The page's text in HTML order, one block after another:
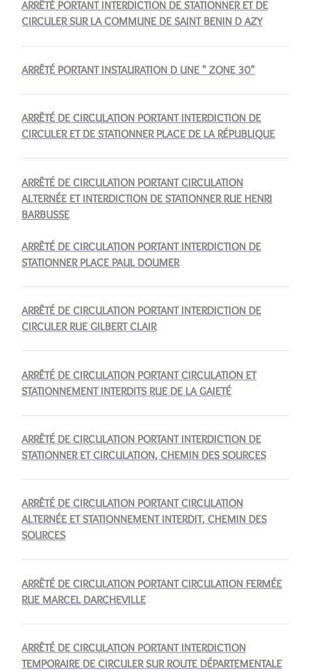
ARRÊTÉ PORTANT INTERDICTION DE STATIONNER ET DE
CIRCULER SUR LA COMMUNE DE SAINT BENIN D AZY
ARRÊTÉ PORTANT INSTAURATION D UNE " ZONE 30"
ARRÊTÉ DE CIRCULATION PORTANT INTERDICTION DE
CIRCULER ET DE STATIONNER PLACE DE LA RÉPUBLIQUE
ARRÊTÉ DE CIRCULATION PORTANT CIRCULATION
ALTERNÉE ET INTERDICTION DE STATIONNER RUE HENRI
BARBUSSE
ARRÊTÉ DE CIRCULATION PORTANT INTERDICTION DE
STATIONNER PLACE PAUL DOUMER
ARRÊTÉ DE CIRCULATION PORTANT INTERDICTION DE
CIRCULER RUE GILBERT CLAIR
ARRÊTÉ DE CIRCULATION PORTANT CIRCULATION ET
STATIONNEMENT INTERDITS RUE DE LA GAIETÉ
ARRÊTÉ DE CIRCULATION PORTANT INTERDICTION DE
STATIONNER ET CIRCULATION, CHEMIN DES SOURCES
ARRÊTÉ DE CIRCULATION PORTANT CIRCULATION
ALTERNÉE ET STATIONNEMENT INTERDIT, CHEMIN DES
SOURCES
ARRÊTÉ DE CIRCULATION PORTANT CIRCULATION FERMÉE
RUE MARCEL DARCHEVILLE
ARRÊTÉ DE CIRCULATION PORTANT INTERDICTION
TEMPORAIRE DE CIRCULER SUR ROUTE DÉPARTEMENTALE